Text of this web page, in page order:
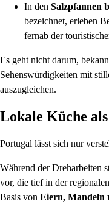
In den Salzpfannen
bezeichnet, erleben
fernab der
Es geht nicht darum,
Sehenswürdigkeiten mit
auszugleichen.
Lokale Küche
Portugal lässt sich nur
Während der Dreharbeiten
vor, die tief in der
Basis von Eiern, Mandeln